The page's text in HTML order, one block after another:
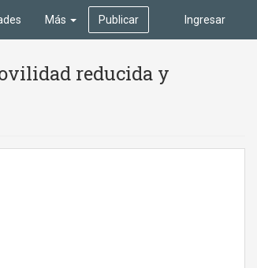
Ingresar
Más Publicar
reducida y